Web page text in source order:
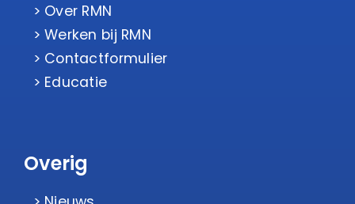
Over RMN
Werken bij RMN
Contactformulier
Educatie
Overig